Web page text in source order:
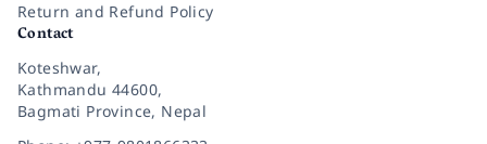
Return and Refund Policy
Contact
Koteshwar,
Kathmandu 44600,
Bagmati Province, Nepal